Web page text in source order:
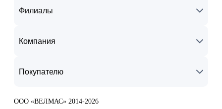
Филиалы
Компания
Покупателю
ООО «ВЕЛМАС» 2014-2026